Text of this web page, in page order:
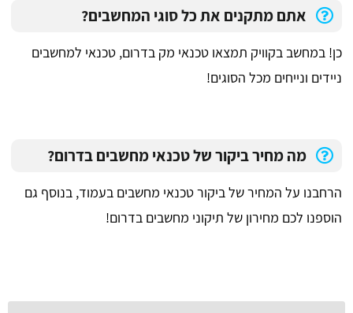
אתם מתקנים את כל סוגי המחשבים?
כן! במחשב בקוויק תמצאו טכנאי מק בדרום, טכנאי למחשבים
ניידים ונייחים מכל הסוגים!
מה מחיר ביקור של טכנאי מחשבים בדרום?
הרחבנו על המחיר של ביקור טכנאי מחשבים בעמוד, בנוסף גם
הוספנו לכם מחירון של תיקוני מחשבים בדרום!